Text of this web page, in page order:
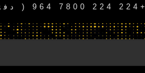
( دفترعراق ) 224 224 7800 964+